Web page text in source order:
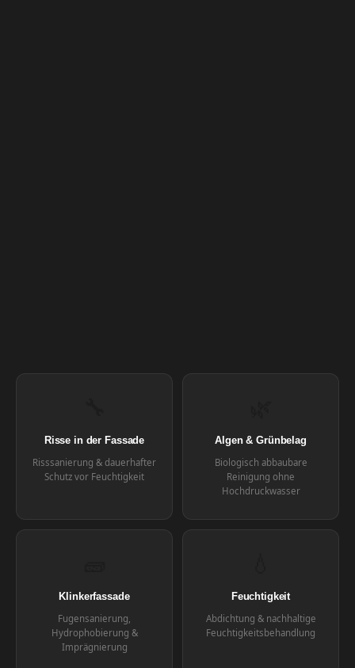
Risse in der Fassade
Risssanierung & dauerhafter
Schutz vor Feuchtigkeit
Algen & Grünbelag
Biologisch abbaubare
Reinigung ohne
Hochdruckwasser
Klinkerfassade
Fugensanierung,
Hydrophobierung &
Imprägnierung
Feuchtigkeit
Abdichtung & nachhaltige
Feuchtigkeitsbehandlung